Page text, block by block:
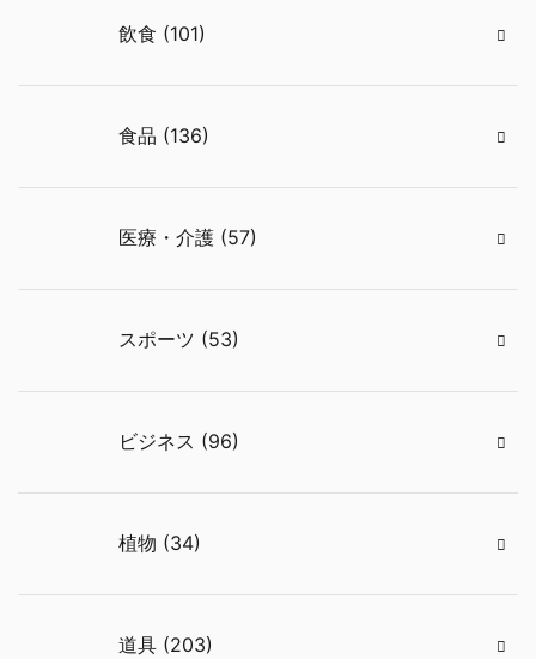
飲食 (101)
食品 (136)
医療・介護 (57)
スポーツ (53)
ビジネス (96)
植物 (34)
道具 (203)